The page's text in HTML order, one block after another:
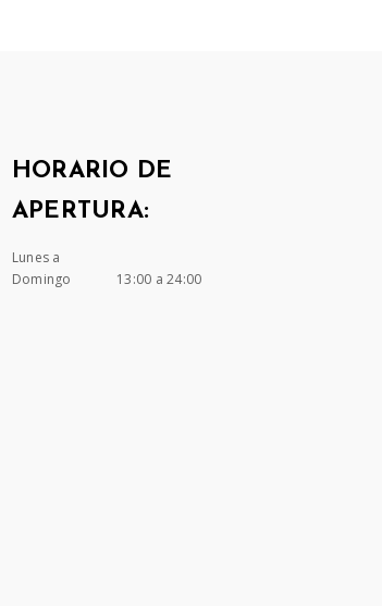
HORARIO DE
APERTURA:
Lunes a
Domingo
13:00 a 24:00